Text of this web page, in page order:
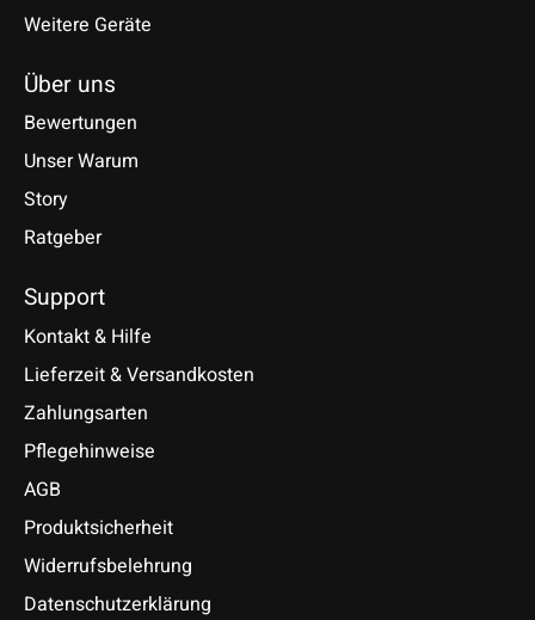
Weitere Geräte
Über uns
Bewertungen
Unser Warum
Story
Ratgeber
Support
Kontakt & Hilfe
Lieferzeit & Versandkosten
Zahlungsarten
Pflegehinweise
AGB
Produktsicherheit
Widerrufsbelehrung
Datenschutzerklärung